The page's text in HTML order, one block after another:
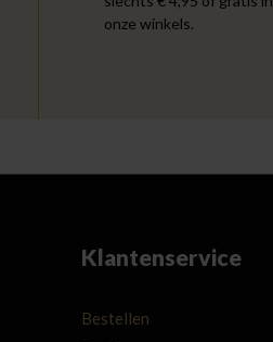
onze winkels.
Klantenservice
Bestellen